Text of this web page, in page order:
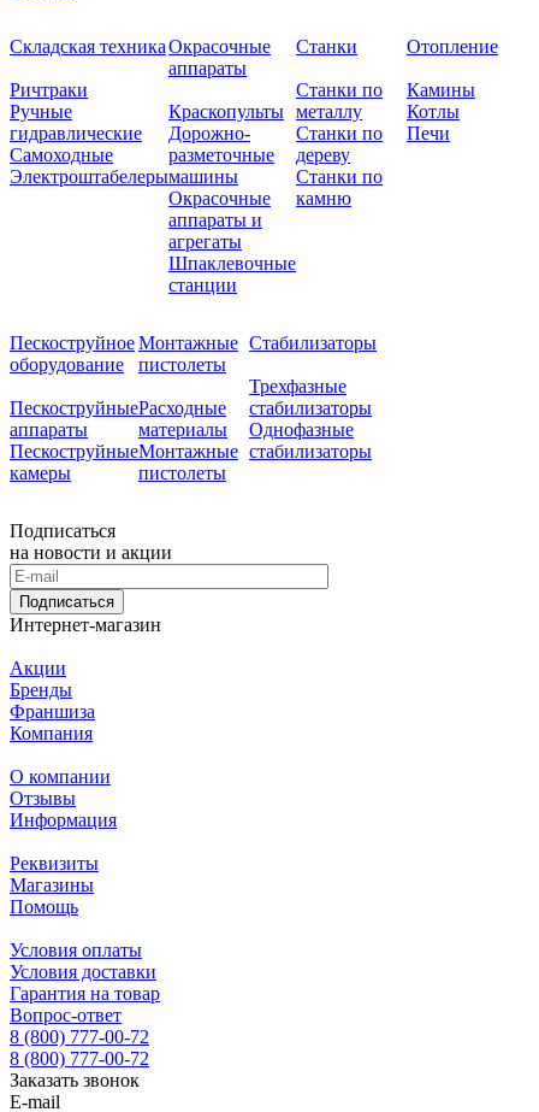
Складская техника
Ричтраки
Ручные
гидравлические
Самоходные
Электроштабелеры
Окрасочные
аппараты
Краскопульты
Дорожно-
разметочные
машины
Окрасочные
аппараты и
агрегаты
Шпаклевочные
станции
Станки
Станки по
металлу
Станки по
дереву
Станки по
камню
Отопление
Камины
Котлы
Печи
Пескоструйное
оборудование
Пескоструйные
аппараты
Пескоструйные
камеры
Монтажные
пистолеты
Расходные
материалы
Монтажные
пистолеты
Стабилизаторы
Трехфазные
стабилизаторы
Однофазные
стабилизаторы
Подписаться
на новости и акции
Подписаться
Интернет-магазин
Акции
Бренды
Франшиза
Компания
О компании
Отзывы
Информация
Реквизиты
Магазины
Помощь
Условия оплаты
Условия доставки
Гарантия на товар
Вопрос-ответ
8 (800) 777-00-72
8 (800) 777-00-72
Заказать звонок
E-mail